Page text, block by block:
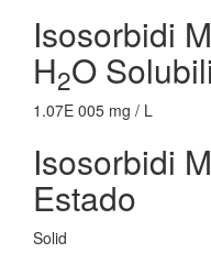
Isosorbidi
H2O
1.07E 005 mg / L
Isosorbidi
Estado
Solid